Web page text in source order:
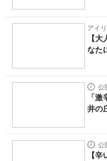
アイ
【
なた
公
「
井の
公
【